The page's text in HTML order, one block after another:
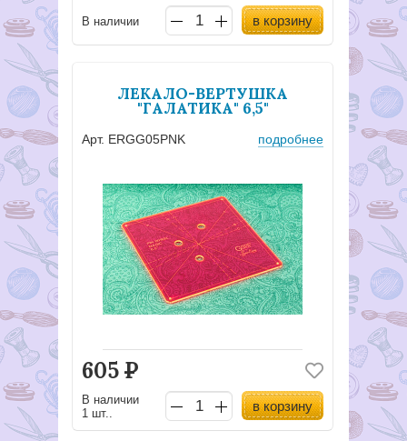
В наличии в корзину
ЛЕКАЛО-ВЕРТУШКА
"ГАЛАТИКА" 6,5"
Арт. ERGG05PNK подробнее
605Р
В наличии
1 шт..
в корзину